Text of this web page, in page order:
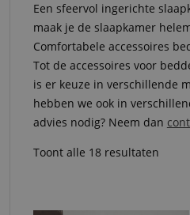
Een sfeervol ingerichte
maak je de slaapkamer
Comfortabele accessoires
Tot de accessoires voor
is er keuze in verschillende
hebben we ook in
advies nodig? Neem dan
Toont alle 18 resultaten